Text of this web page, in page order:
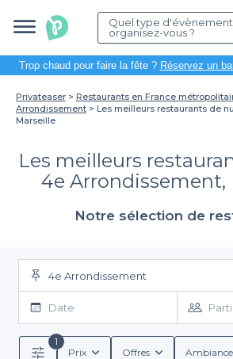
Quel type d'évènement
organisez-vous ?
Trop chaud pour faire la fête ? Réservez un
Privateaser Restaurants en France
Arrondissement
Les meilleurs restaurants de
Marseille
Les meilleurs
4e Arrondissement,
Notre sélection de
4e Arrondissement
Date
1
Prix
Offres Ambiance